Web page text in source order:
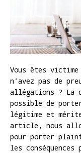
Vous êtes
n’avez pas de
allégations ? La
possible de
légitime et
article, nous
pour porter
les